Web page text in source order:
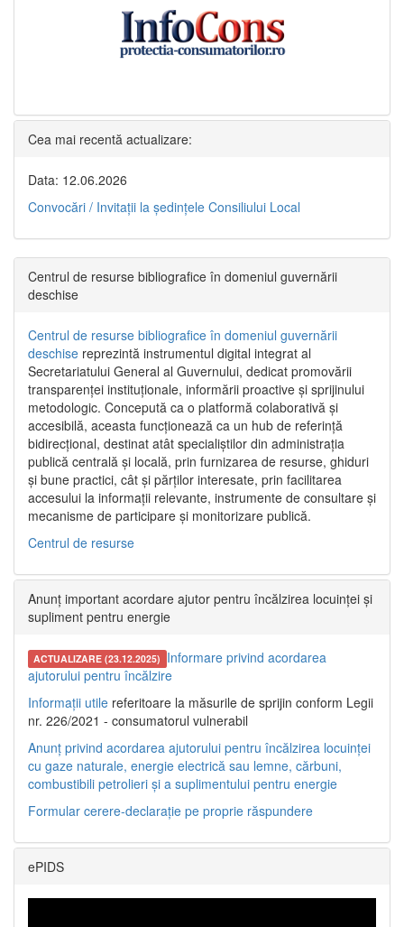
Cea mai recentă actualizare:
Data: 12.06.2026
Convocări / Invitaţii la şedinţele Consiliului Local
Centrul de resurse bibliografice în domeniul guvernării
deschise
Centrul de resurse bibliografice în domeniul guvernării
deschise reprezintă instrumentul digital integrat al
Secretariatului General al Guvernului, dedicat promovării
transparenței instituționale, informării proactive și sprijinului
metodologic. Concepută ca o platformă colaborativă și
accesibilă, aceasta funcționează ca un hub de referință
bidirecțional, destinat atât specialiștilor din administrația
publică centrală și locală, prin furnizarea de resurse, ghiduri
și bune practici, cât și părților interesate, prin facilitarea
accesului la informații relevante, instrumente de consultare și
mecanisme de participare și monitorizare publică.
Centrul de resurse
Anunț important acordare ajutor pentru încălzirea locuinței și
supliment pentru energie
ACTUALIZARE (23.12.2025) Informare privind acordarea
ajutorului pentru încălzire
Informații utile referitoare la măsurile de sprijin conform Legii
nr. 226/2021 - consumatorul vulnerabil
Anunț privind acordarea ajutorului pentru încălzirea locuinței
cu gaze naturale, energie electrică sau lemne, cărbuni,
combustibili petrolieri și a suplimentului pentru energie
Formular cerere-declarație pe proprie răspundere
ePIDS